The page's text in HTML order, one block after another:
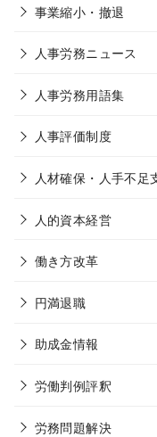
事業縮小・撤退
人事労務ニュース
人事労務用語集
人事評価制度
人材確保・人手不足
人的資本経営
働き方改革
円満退職
助成金情報
労働判例評釈
労務問題解決